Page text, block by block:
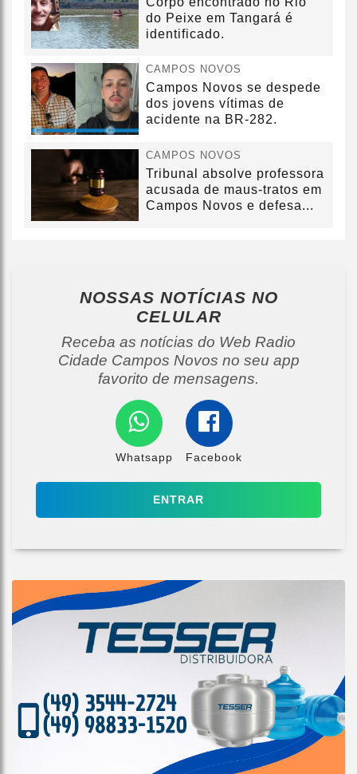
do Peixe em Tangará é
identificado.
CAMPOS NOVOS
Campos Novos se despede
dos jovens vítimas de
acidente na BR-282.
CAMPOS NOVOS
Tribunal absolve professora
acusada de maus-tratos em
Campos Novos e defesa...
NOSSAS NOTÍCIAS NO
CELULAR
Receba as notícias do Web Radio
Cidade Campos Novos no seu app
favorito de mensagens.
Whatsapp Facebook
ENTRAR